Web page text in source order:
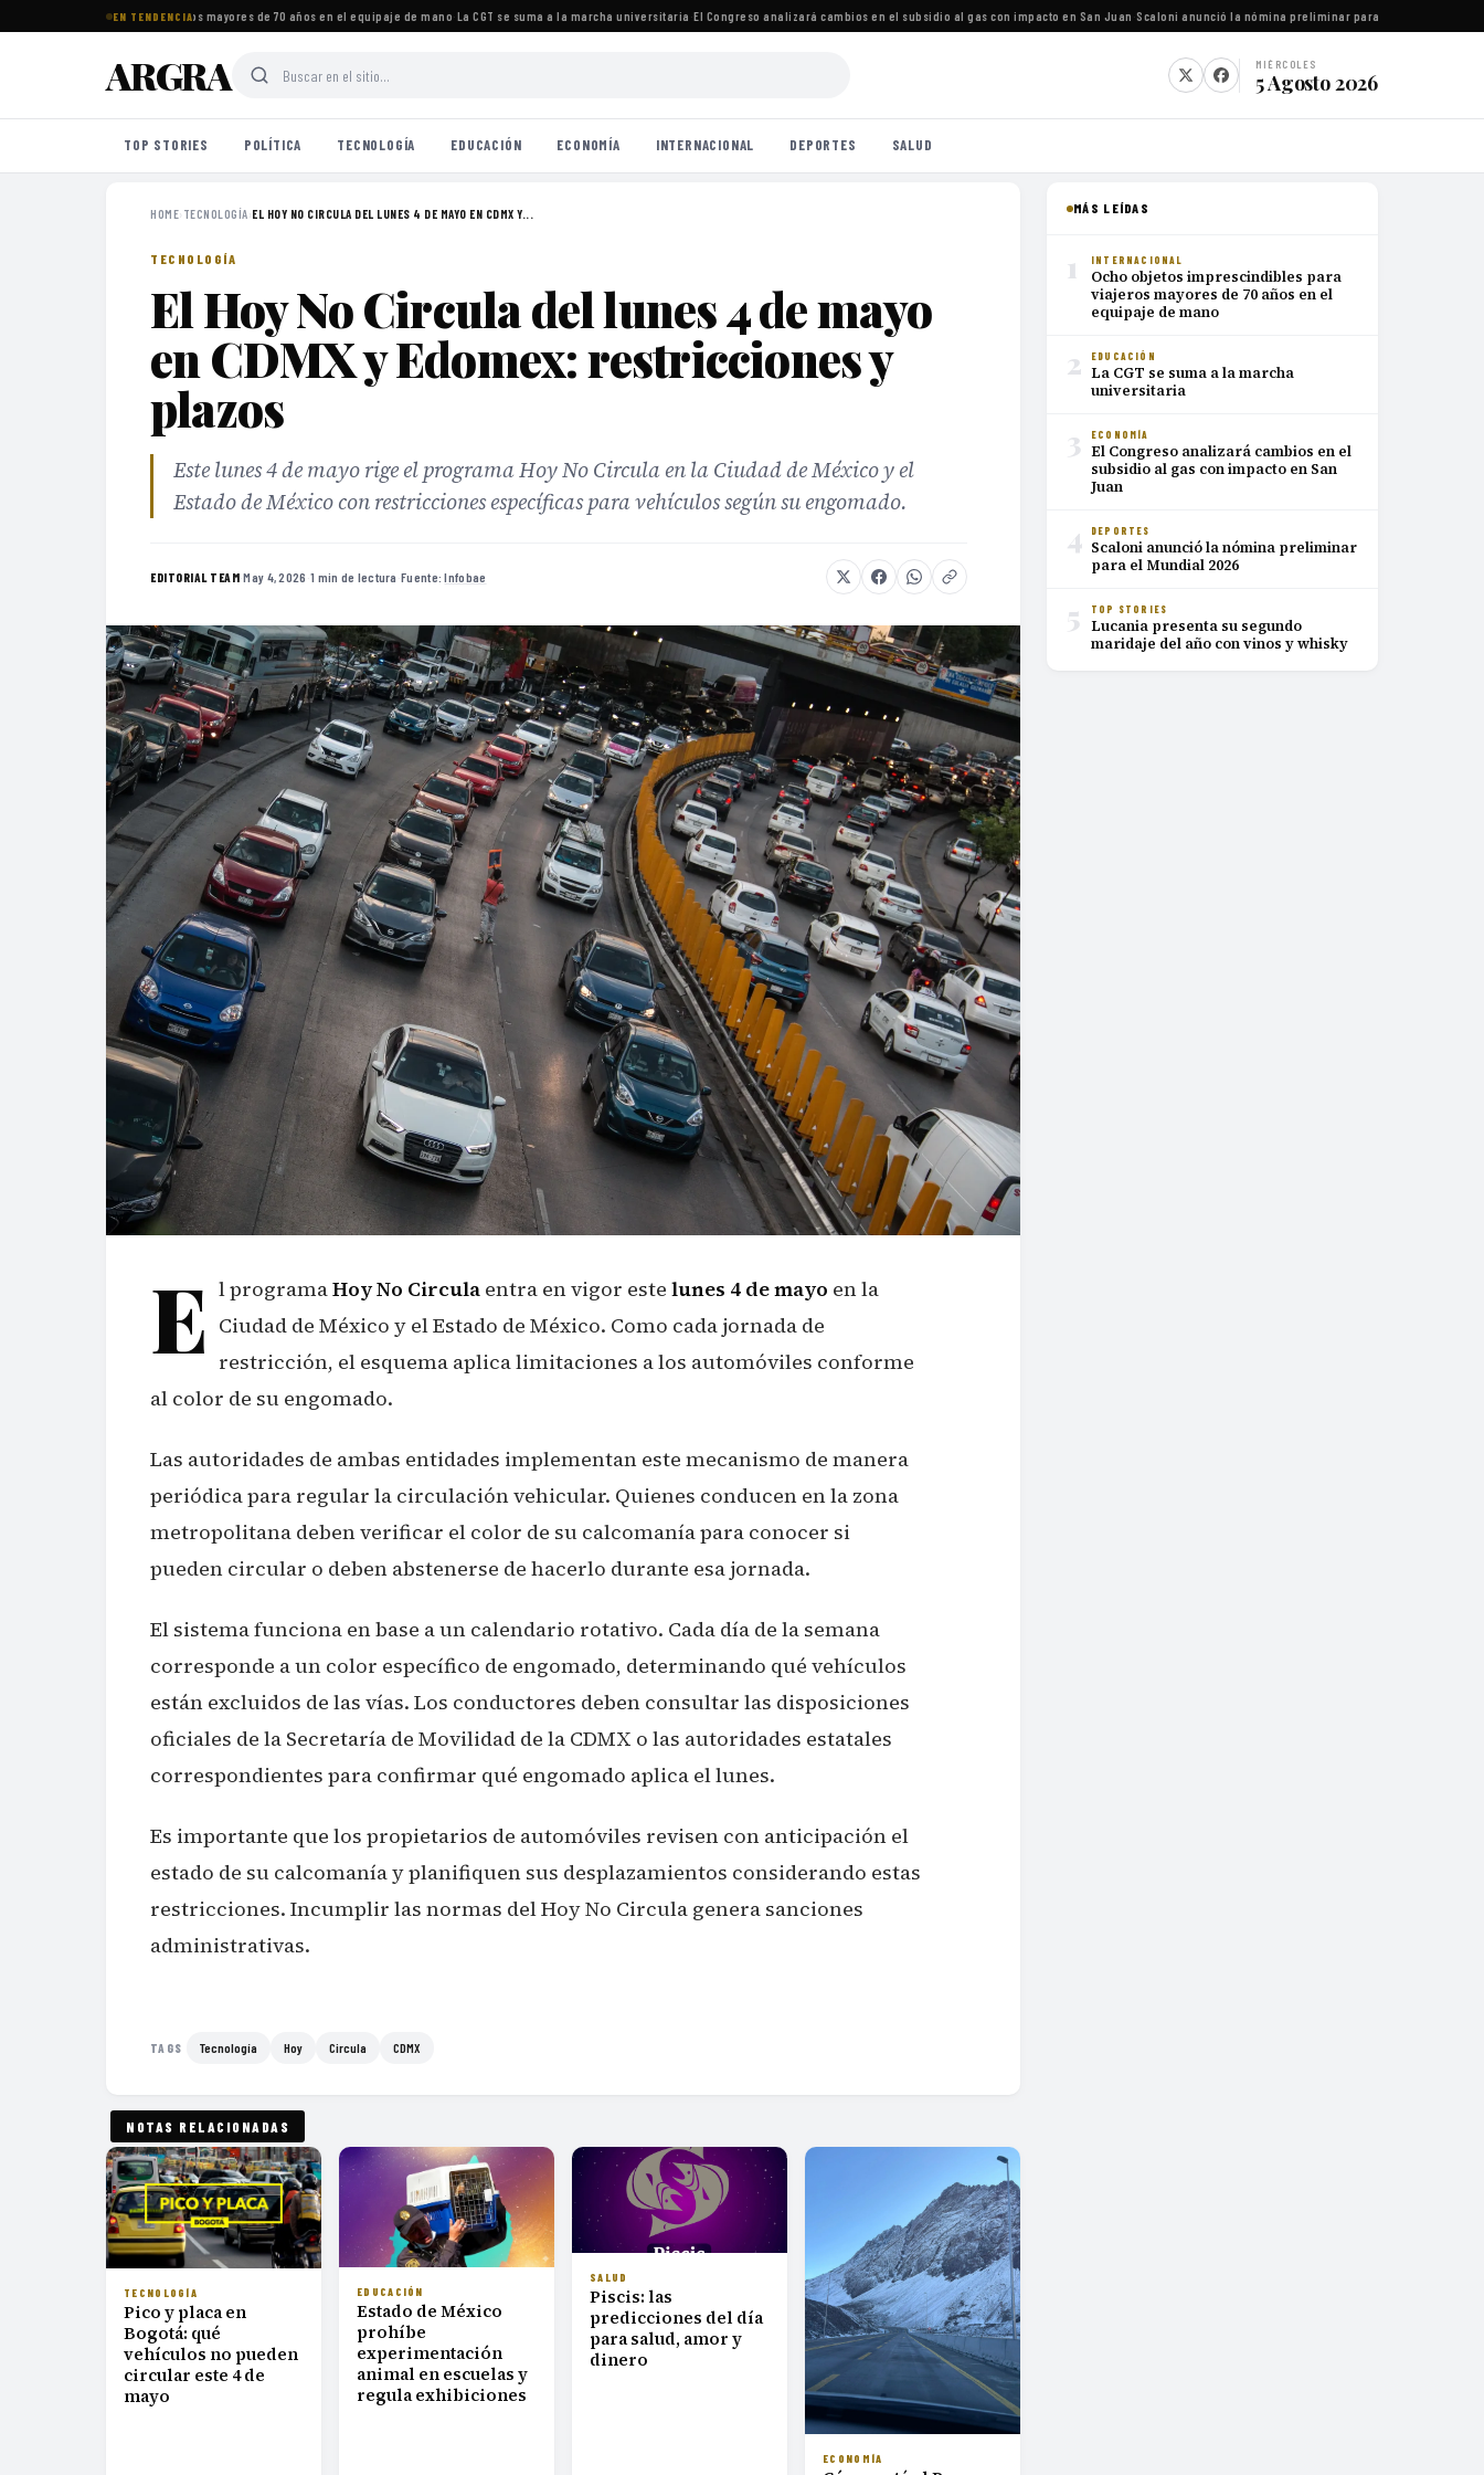
EN TENDENCIA
imprescindibles para viajeros mayores de 70 años en el equipaje de mano·La CGT se suma a la marcha universitaria·El Congreso analizará cambios en el subsidio al gas con impacto en San Juan·Scaloni anunció la nómina preliminar para el Mundial 2026
ARGRA MIÉRCOLES
5 Agosto 2026
TOP STORIES POLÍTICA TECNOLOGÍA EDUCACIÓN ECONOMÍA INTERNACIONAL DEPORTES SALUD
HOME› TECNOLOGÍA›EL HOY NO CIRCULA DEL LUNES 4 DE MAYO EN CDMX Y...
TECNOLOGÍA
El Hoy No Circula del lunes 4 de mayo
en CDMX y Edomex: restricciones y
plazos
Este lunes 4 de mayo rige el programa Hoy No Circula en la Ciudad de México y el
Estado de México con restricciones específicas para vehículos según su engomado.
EDITORIAL TEAM·May 4, 2026 ·1 min de lectura ·Fuente:Infobae
E l programaHoy No Circula entra en vigor este lunes 4 de mayo en la
Ciudad de México y el Estado de México. Como cada jornada de
restricción, el esquema aplica limitaciones a los automóviles conforme
al color de su engomado.
Las autoridades de ambas entidades implementan este mecanismo de manera
periódica para regular la circulación vehicular. Quienes conducen en la zona
metropolitana deben verificar el color de su calcomanía para conocer si
pueden circular o deben abstenerse de hacerlo durante esa jornada.
El sistema funciona en base a un calendario rotativo. Cada día de la semana
corresponde a un color específico de engomado, determinando qué vehículos
están excluidos de las vías. Los conductores deben consultar las disposiciones
oficiales de la Secretaría de Movilidad de la CDMX o las autoridades estatales
correspondientes para confirmar qué engomado aplica el lunes.
Es importante que los propietarios de automóviles revisen con anticipación el
estado de su calcomanía y planifiquen sus desplazamientos considerando estas
restricciones. Incumplir las normas del Hoy No Circula genera sanciones
administrativas.
TAGS Tecnología Hoy Circula CDMX
NOTAS RELACIONADAS
TECNOLOGÍA
Pico y placa en
Bogotá: qué
vehículos no pueden
circular este 4 de
mayo
EDUCACIÓN
Estado de México
prohíbe
experimentación
animal en escuelas y
regula exhibiciones
SALUD
Piscis: las
predicciones del día
para salud, amor y
dinero
ECONOMÍA
MÁS LEÍDAS
1 INTERNACIONAL
Ocho objetos imprescindibles para
viajeros mayores de 70 años en el
equipaje de mano
2 EDUCACIÓN
La CGT se suma a la marcha
universitaria
3 ECONOMÍA
El Congreso analizará cambios en el
subsidio al gas con impacto en San
Juan
4 DEPORTES
Scaloni anunció la nómina preliminar
para el Mundial 2026
5 TOP STORIES
Lucania presenta su segundo
maridaje del año con vinos y whisky